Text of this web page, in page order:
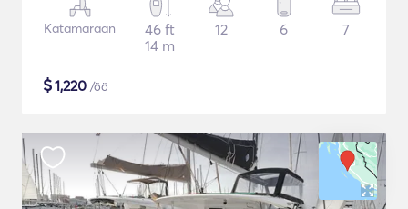
Katamaraan
46 ft
14 m
12 6 7
$1,220 /öö